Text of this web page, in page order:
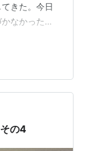
きた。今日
なかった花
だやかそう
バナハンシ
う一つは「イ
い花が集ま
タカイガラ
… の4